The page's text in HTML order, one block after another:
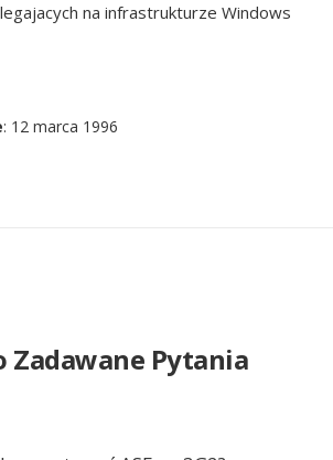
na infrastrukturze Windows
: 12 marca 1996
Zadawane Pytania